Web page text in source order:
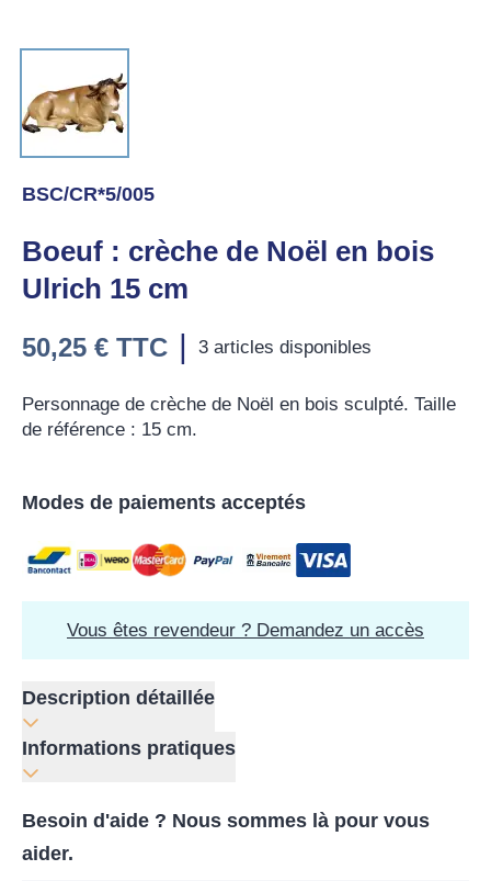
BSC/CR*5/005
Boeuf : crèche de Noël en bois
Ulrich 15 cm
50,25 € TTC | 3 articles disponibles
Personnage de crèche de Noël en bois sculpté. Taille
de référence : 15 cm.
Modes de paiements acceptés
Vous êtes revendeur ? Demandez un accès
Description détaillée
Informations pratiques
Besoin d'aide ? Nous sommes là pour vous
aider.